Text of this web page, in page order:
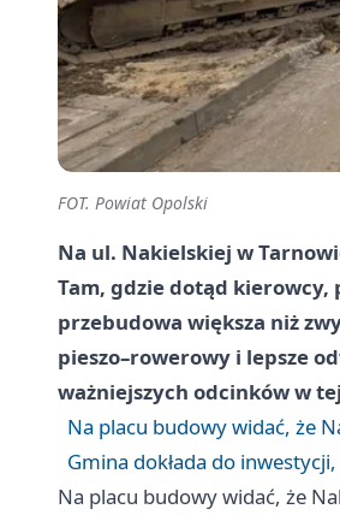
FOT. Powiat Opolski
Na ul. Nakielskiej w
Tam, gdzie dotąd kierowcy,
przebudowa większa niż
pieszo–rowerowy i lepsze
ważniejszych odcinków w
Na placu budowy widać, że
Gmina dokłada do
Na placu budowy widać, że